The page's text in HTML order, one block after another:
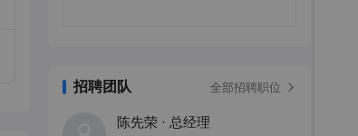
招聘团队 全部招聘职位
陈先荣 · 总经理